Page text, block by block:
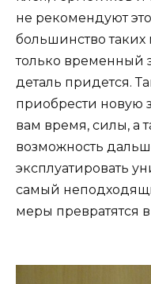
не рекомендуют
большинство
только временный
деталь придется.
приобрести новую
вам время, силы, а
возможность
эксплуатировать
самый
меры превратятся